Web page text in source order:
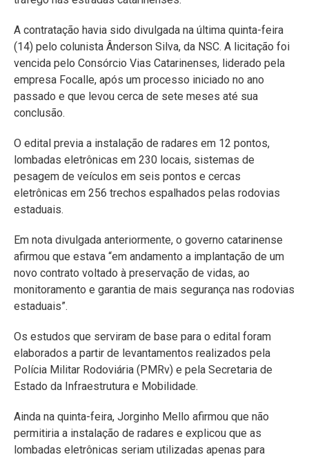
A contratação havia sido divulgada na última quinta-feira
(14) pelo colunista Ânderson Silva, da NSC. A licitação foi
vencida pelo Consórcio Vias Catarinenses, liderado pela
empresa Focalle, após um processo iniciado no ano
passado e que levou cerca de sete meses até sua
conclusão.
O edital previa a instalação de radares em 12 pontos,
lombadas eletrônicas em 230 locais, sistemas de
pesagem de veículos em seis pontos e cercas
eletrônicas em 256 trechos espalhados pelas rodovias
estaduais.
Em nota divulgada anteriormente, o governo catarinense
afirmou que estava “em andamento a implantação de um
novo contrato voltado à preservação de vidas, ao
monitoramento e garantia de mais segurança nas rodovias
estaduais”.
Os estudos que serviram de base para o edital foram
elaborados a partir de levantamentos realizados pela
Polícia Militar Rodoviária (PMRv) e pela Secretaria de
Estado da Infraestrutura e Mobilidade.
Ainda na quinta-feira, Jorginho Mello afirmou que não
permitiria a instalação de radares e explicou que as
lombadas eletrônicas seriam utilizadas apenas para